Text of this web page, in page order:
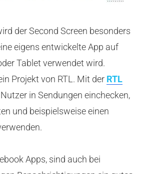
der Second Screen besonders
eigens entwickelte App auf
Tablet verwendet wird.
Projekt von RTL. Mit der RTL
in Sendungen einchecken,
und beispielsweise einen
Apps, sind auch bei